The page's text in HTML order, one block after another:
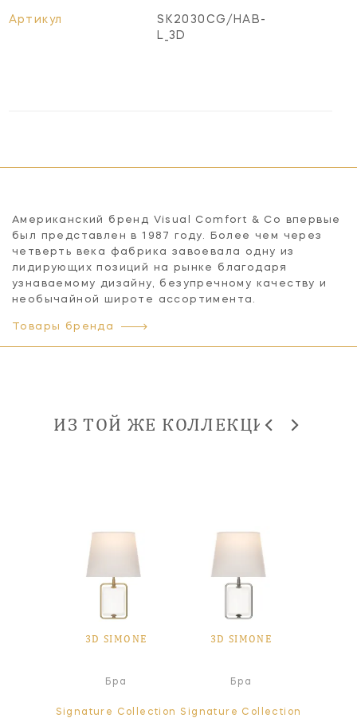
Артикул
SK2030CG/HAB-
L_3D
Американский бренд Visual Comfort & Co впервые
был представлен в 1987 году. Более чем через
четверть века фабрика завоевала одну из
лидирующих позиций на рынке благодаря
узнаваемому дизайну, безупречному качеству и
необычайной широте ассортимента.
Товары бренда
ИЗ ТОЙ ЖЕ КОЛЛЕКЦИИ
3D SIMONE
Бра
Signature Collection
3D SIMONE
Бра
Signature Collection